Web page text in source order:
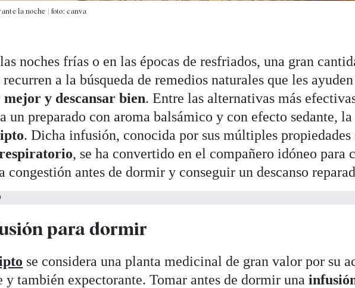
la noche | foto: canva
noches frías o en las épocas de resfriados, una gran
recurren a la búsqueda de remedios naturales que les ayuden
y descansar bien. Entre las alternativas más
un preparado con aroma balsámico y con efecto sedante,
. Dicha infusión, conocida por sus múltiples propiedades
, se ha convertido en el compañero idóneo para
congestión antes de dormir y conseguir un descanso
para dormir
se considera una planta medicinal de gran valor por su
y también expectorante. Tomar antes de dormir una